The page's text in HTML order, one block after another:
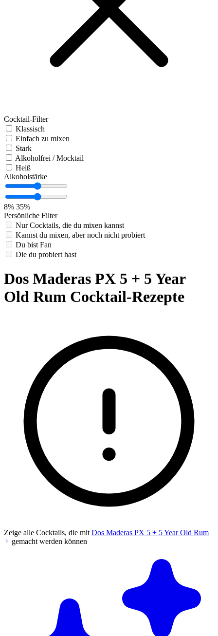
Cocktail-Filter
Klassisch
Einfach zu mixen
Stark
Alkoholfrei / Mocktail
Heiß
Alkoholstärke
8% 35%
Persönliche Filter
Nur Cocktails, die du mixen kannst
Kannst du mixen, aber noch nicht probiert
Du bist Fan
Die du probiert hast
Dos Maderas PX 5 + 5 Year
Old Rum Cocktail-Rezepte
Zeige alle Cocktails, die mit Dos Maderas PX 5 + 5 Year Old Rum
gemacht werden können